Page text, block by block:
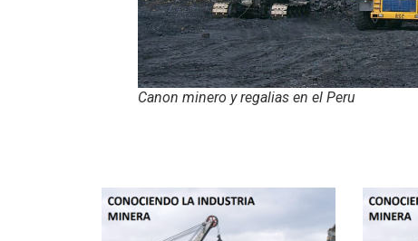
Canon minero y regalias en el Peru